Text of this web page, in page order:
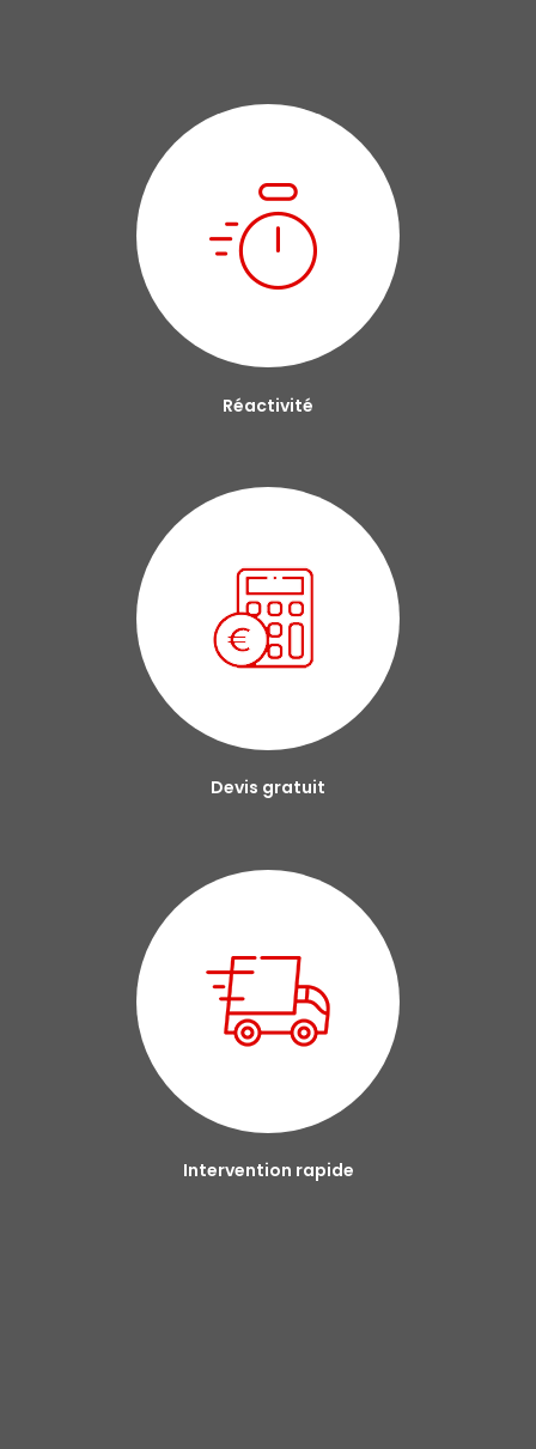
Réactivité
Devis gratuit
Intervention rapide